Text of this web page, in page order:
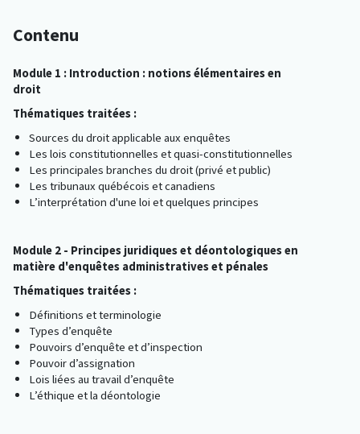
Contenu
Module 1 : Introduction : notions élémentaires en
droit
Thématiques traitées :
Sources du droit applicable aux enquêtes
Les lois constitutionnelles et quasi-constitutionnelles
Les principales branches du droit (privé et public)
Les tribunaux québécois et canadiens
L’interprétation d'une loi et quelques principes
Module 2 - Principes juridiques et déontologiques en
matière d'enquêtes administratives et pénales
Thématiques traitées :
Définitions et terminologie
Types d’enquête
Pouvoirs d’enquête et d’inspection
Pouvoir d’assignation
Lois liées au travail d’enquête
L’éthique et la déontologie